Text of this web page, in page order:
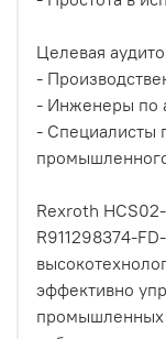
Целевая
-
- Инженеры по
- Специалисты
Rexroth
R911298374-
эффективно
промышленных